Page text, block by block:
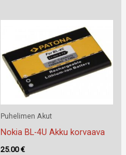
Puhelimen Akut
Nokia BL-4U Akku korvaava
25.00€